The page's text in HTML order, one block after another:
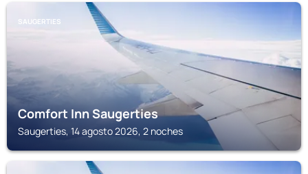
SAUGERTIES
Comfort Inn Saugerties
Saugerties, 14 agosto 2026, 2 noches